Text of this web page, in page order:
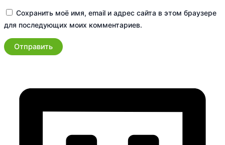
Сохранить моё имя, email и адрес сайта в этом браузере
для последующих моих комментариев.